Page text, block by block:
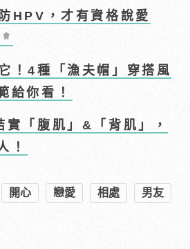
HPV，才有資格說愛
！4種「漁夫帽」穿搭風
給你看！
「腹肌」&「背肌」，
！
開心 戀愛 相處 男友